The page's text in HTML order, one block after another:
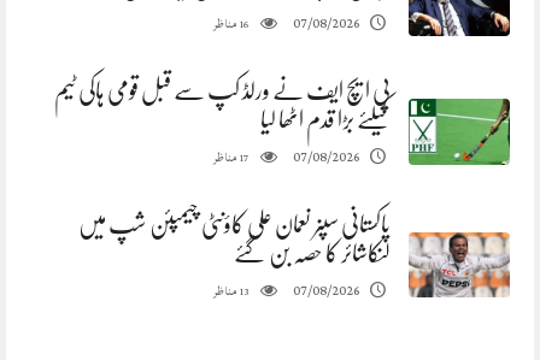
07/08/2026
16مناظر
پی ایچ ایف نے ورلڈ کپ سے قبل قومی ہاکی ٹیم
کیلئے بڑا قدم اٹھا لیا
07/08/2026
17مناظر
پاکستانی سپنر نعمان علی کاؤنٹی چیمپئن شپ میں
لنکاشائر کا حصہ بن گئے
07/08/2026
13مناظر